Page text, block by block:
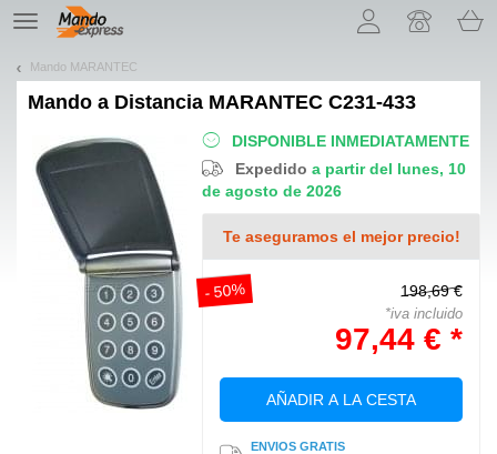
TE
navigation
Mando MARANTEC
Mando a Distancia MARANTEC C231-433
DISPONIBLE INMEDIATAMENTE
Expedidoa partir del lunes, 10
de agosto de 2026
Te aseguramos el mejor precio!
- 50% 198,69 €
*iva incluido
97,44 € *
AÑADIR A LA CESTA
ENVIOS GRATIS
¡Permítenos presentarte nuestras cookies!